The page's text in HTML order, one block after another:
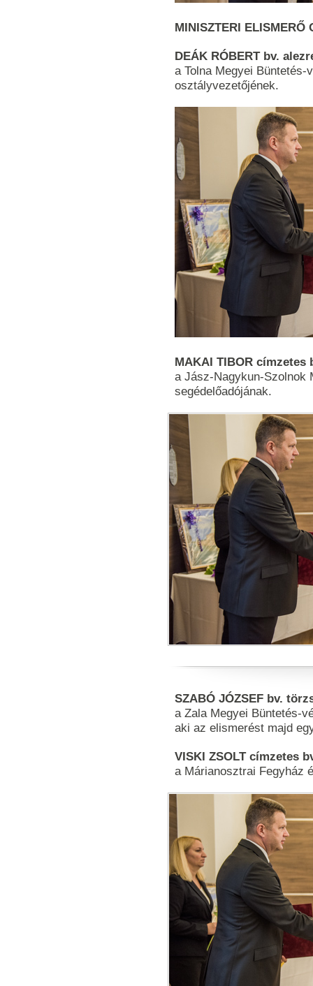
MINISZTERI ELISMERŐ
DEÁK RÓBERT bv.
a Tolna Megyei Büntetés-
osztályvezetőjének.
MAKAI TIBOR címzetes
a Jász-Nagykun-Szolnok
segédelőadójának.
SZABÓ JÓZSEF bv.
a Zala Megyei Büntetés-
aki az elismerést majd
VISKI ZSOLT címzetes
a Márianosztrai Fegyház